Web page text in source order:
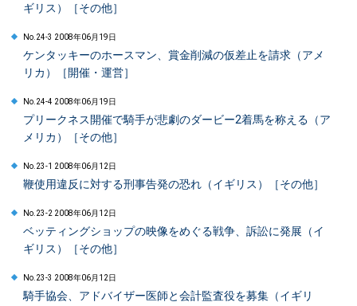
ギリス）［その他］
No.24-3 2008年06月19日
ケンタッキーのホースマン、賞金削減の仮差止を請求（アメ
リカ）［開催・運営］
No.24-4 2008年06月19日
プリークネス開催で騎手が悲劇のダービー2着馬を称える（ア
メリカ）［その他］
No.23-1 2008年06月12日
鞭使用違反に対する刑事告発の恐れ（イギリス）［その他］
No.23-2 2008年06月12日
ベッティングショップの映像をめぐる戦争、訴訟に発展（イ
ギリス）［その他］
No.23-3 2008年06月12日
騎手協会、アドバイザー医師と会計監査役を募集（イギリ